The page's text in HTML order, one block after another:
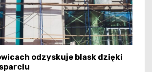
odzyskuje blask dzięki